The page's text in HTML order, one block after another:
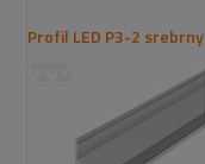
Profil LED P3-2 srebrny